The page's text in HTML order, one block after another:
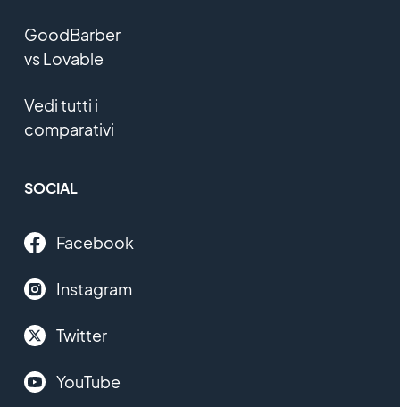
GoodBarber
vs Lovable
Vedi tutti i
comparativi
SOCIAL
Facebook
Instagram
Twitter
YouTube